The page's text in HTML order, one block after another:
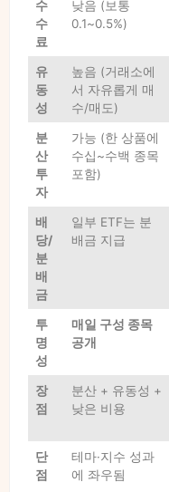
수
수
료
낮음 (보통
0.1~0.5%)
유
동
성
높음 (거래소에
서 자유롭게 매
수/매도)
분
산
투
자
가능 (한 상품에
수십~수백 종목
포함)
배
당/
분
배
금
일부 ETF는 분
배금 지급
투
명
성
매일 구성 종목
공개
장
점
분산 + 유동성 +
낮은 비용
단
점
테마·지수 성과
에 좌우됨